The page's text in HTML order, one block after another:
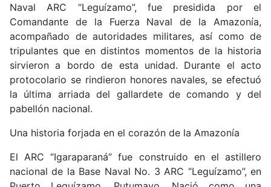
Naval ARC “Leguízamo”, fue presidida por el
Comandante de la Fuerza Naval de la Amazonía,
acompañado de autoridades militares, así como de
tripulantes que en distintos momentos de la historia
sirvieron a bordo de esta unidad. Durante el acto
protocolario se rindieron honores navales, se efectuó
la última arriada del gallardete de comando y del
pabellón nacional.
Una historia forjada en el corazón de la Amazonía
El ARC “Igaraparaná” fue construido en el astillero
nacional de la Base Naval No. 3 ARC “Leguízamo”, en